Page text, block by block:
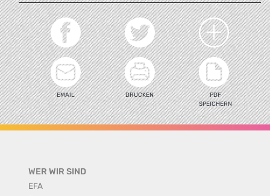
EMAIL DRUCKEN
PDF
SPEICHERN
WER WIR SIND
EFA